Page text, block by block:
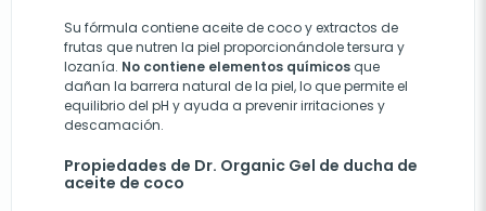
Su fórmula contiene aceite de coco y extractos de
frutas que nutren la piel proporcionándole tersura y
lozanía. No contiene elementos químicos que
dañan la barrera natural de la piel, lo que permite el
equilibrio del pH y ayuda a prevenir irritaciones y
descamación.
Propiedades de Dr. Organic Gel de ducha de
aceite de coco